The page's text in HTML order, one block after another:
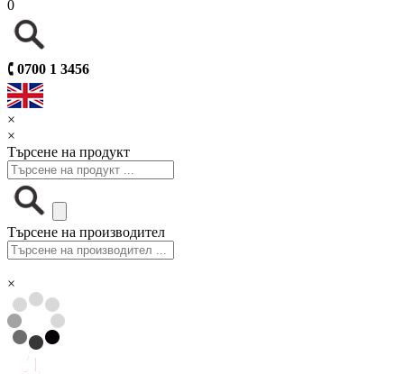
0
🕻 0700 1 3456
×
×
Търсене на продукт
Търсене на производител
×